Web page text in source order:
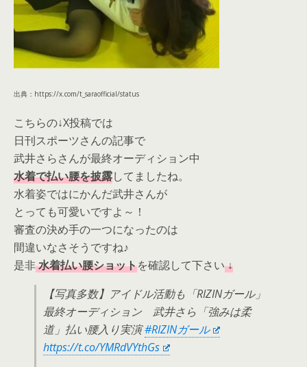
出典：https://x.com/t_saraofficial/status
こちらの↓X投稿では
日刊スポーツさんの記事で
武井さらさんが最終オーディション中
水着で払い腰を披露してましたね。
水着姿ではにかんだ武井さんが
とっても可愛いですよ～！
審査の決め手の一つになったのは
間違いなさそうですね♪
是非水着払い腰ショットを確認して下さい ↓
【写真多数】アイドル活動も「RIZINガール」
最終オーディション 武井さら「強みは柔
道」払い腰入り実演#RIZINガール
https://t.co/YMRdVYthGs